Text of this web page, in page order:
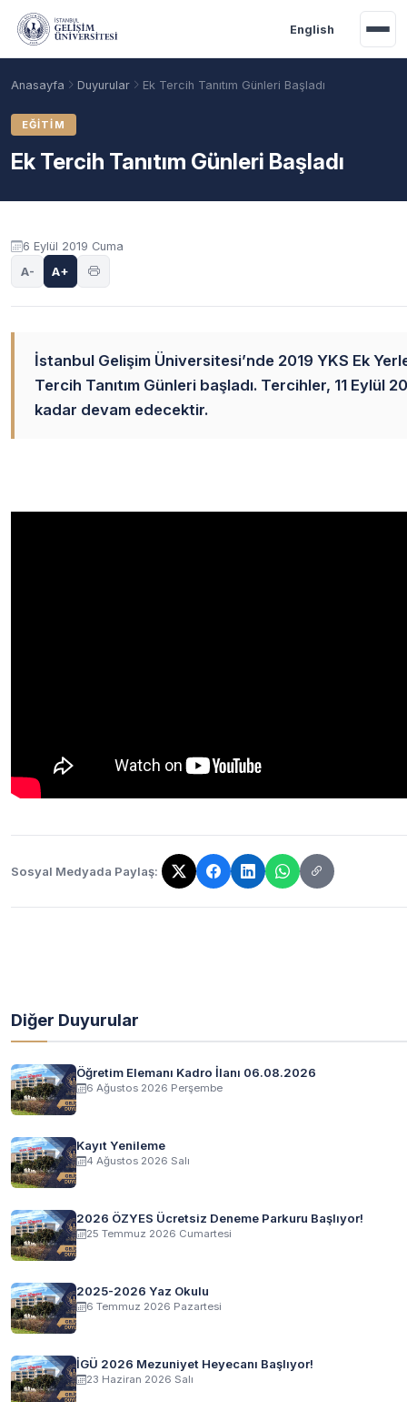
Ana içeriğe geç
English
Akademik Takvim Burslar Taban Puanlar
Anasayfa Duyurular Ek Tercih Tanıtım Günleri Başladı
EĞITIM
Ek Tercih Tanıtım Günleri Başladı
Duyuru içeriği
6 Eylül 2019 Cuma
A- A+
İstanbul Gelişim Üniversitesi’nde 2019 YKS Ek
Tercih Tanıtım Günleri başladı. Tercihler, 11 Eylül
kadar devam edecektir.
Sosyal Medyada Paylaş:
Bağlantı kopyalandı!
Diğer Duyurular
Öğretim Elemanı Kadro İlanı 06.08.2026
6 Ağustos 2026 Perşembe
Kayıt Yenileme
4 Ağustos 2026 Salı
2026 ÖZYES Ücretsiz Deneme Parkuru Başlıyor!
25 Temmuz 2026 Cumartesi
2025-2026 Yaz Okulu
6 Temmuz 2026 Pazartesi
İGÜ 2026 Mezuniyet Heyecanı Başlıyor!
23 Haziran 2026 Salı